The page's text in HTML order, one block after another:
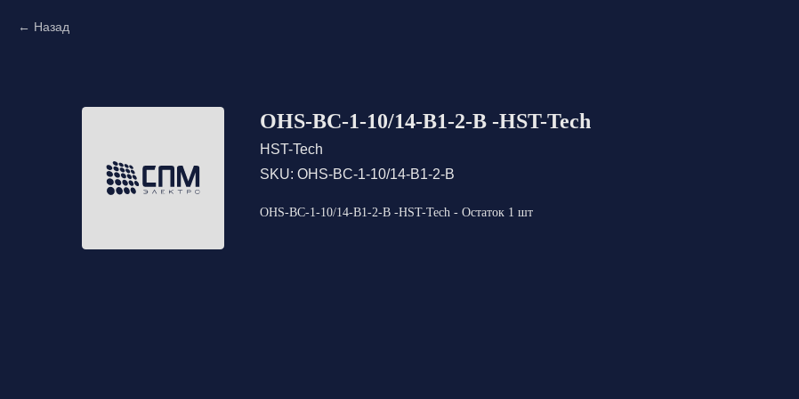
Назад
OHS-BC-1-10/14-B1-2-B -HST-Tech
HST-Tech
SKU: OHS-BC-1-10/14-B1-2-B
OHS-BC-1-10/14-B1-2-B -HST-Tech - Остаток 1 шт